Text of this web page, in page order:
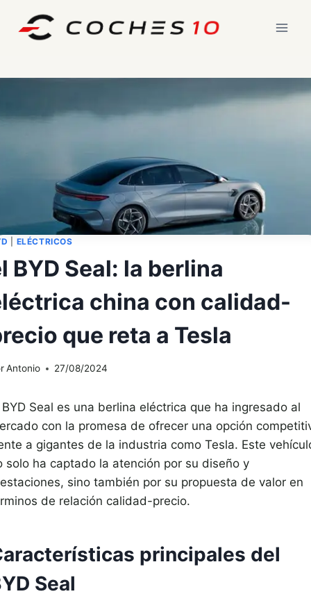
ELÉCTRICOS
BYD Seal: la berlina
china con calidad-
que reta a Tesla
Antonio 27/08/2024
BYD Seal es una berlina eléctrica que ha ingresado al
con la promesa de ofrecer una opción
a gigantes de la industria como Tesla. Este
solo ha captado la atención por su diseño y
sino también por su propuesta de valor en
de relación calidad-precio.
principales del
Seal